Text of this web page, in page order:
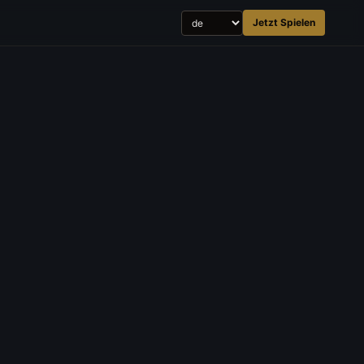
Jetzt Spielen